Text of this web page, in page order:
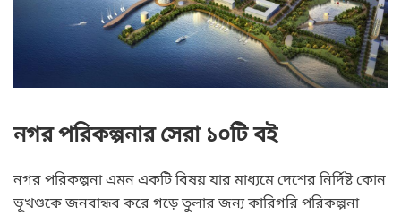
নগর পরিকল্পনার সেরা ১০টি বই
নগর পরিকল্পনা এমন একটি বিষয় যার মাধ্যমে দেশের নির্দিষ্ট কোন
ভূখণ্ডকে জনবান্ধব করে গড়ে তুলার জন্য কারিগরি পরিকল্পনা